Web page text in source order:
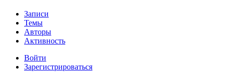
Записи
Темы
Авторы
Активность
Войти
Зарегистрироваться